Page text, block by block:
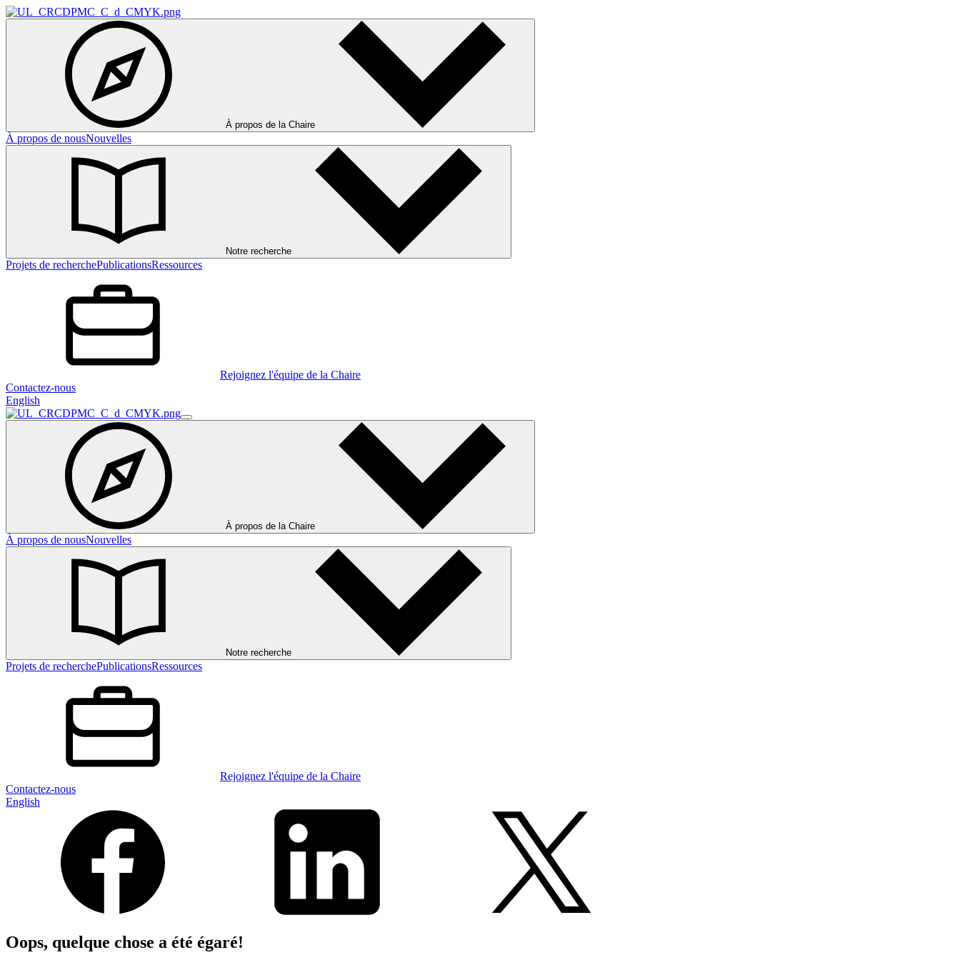
À propos de la Chaire
À propos de nousNouvelles
Notre recherche
Projets de recherchePublicationsRessources
Rejoignez l'équipe de la Chaire
Contactez-nous
English
À propos de la Chaire
À propos de nousNouvelles
Notre recherche
Projets de recherchePublicationsRessources
Rejoignez l'équipe de la Chaire
Contactez-nous
English
Oops, quelque chose a été égaré!